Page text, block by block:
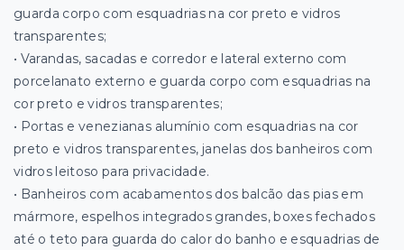
guarda corpo com esquadrias na cor preto e vidros
transparentes;
• Varandas, sacadas e corredor e lateral externo com
porcelanato externo e guarda corpo com esquadrias na
cor preto e vidros transparentes;
• Portas e venezianas alumínio com esquadrias na cor
preto e vidros transparentes, janelas dos banheiros com
vidros leitoso para privacidade.
• Banheiros com acabamentos dos balcão das pias em
mármore, espelhos integrados grandes, boxes fechados
até o teto para guarda do calor do banho e esquadrias de